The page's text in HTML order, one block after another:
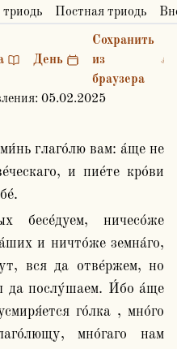
Постная триодь
День
Сохранить
из
браузера
05.02.2025
и пие́те кро́ви
и ничто́же земна́го,
вся да отве́ржем, но
да послу́шаем. И́бо а́ще
го́лка , мно́го
мно́гаго нам